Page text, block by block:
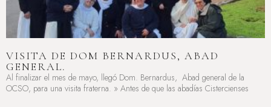
VISITA DE DOM BERNARDUS, ABAD
GENERAL.
Al finalizar el mes de mayo, llegó Dom. Bernardus, Abad general de la
OCSO, para una visita fraterna. » Antes de que las abadías Cistercienses